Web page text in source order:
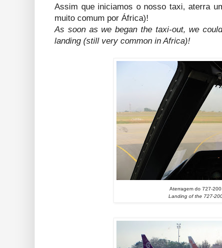
Assim que iniciamos o nosso taxi, aterra
muito comum por África)!
As soon as we began the taxi-out, we
landing (still very common in Africa)!
Aterragem do 727-200
Landing of the 727-